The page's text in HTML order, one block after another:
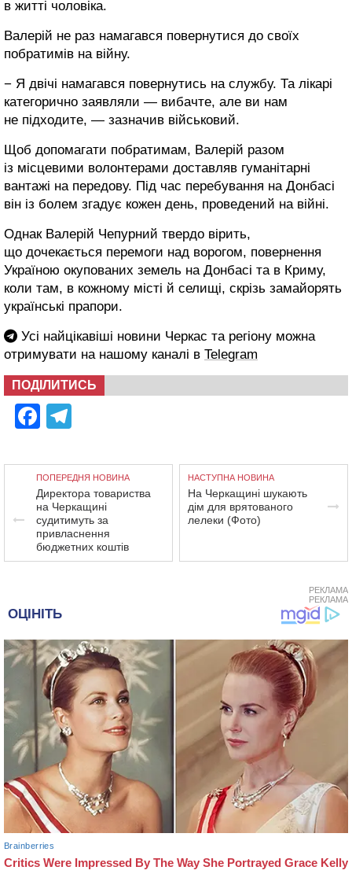
в житті чоловіка.
Валерій не раз намагався повернутися до своїх
побратимів на війну.
− Я двічі намагався повернутись на службу. Та лікарі
категорично заявляли — вибачте, але ви нам
не підходите, — зазначив військовий.
Щоб допомагати побратимам, Валерій разом
із місцевими волонтерами доставляв гуманітарні
вантажі на передову. Під час перебування на Донбасі
він із болем згадує кожен день, проведений на війні.
Однак Валерій Чепурний твердо вірить,
що дочекається перемоги над ворогом, повернення
Україною окупованих земель на Донбасі та в Криму,
коли там, в кожному місті й селищі, скрізь замайорять
українські прапори.
Усі найцікавіші новини Черкас та регіону можна
отримувати на нашому каналі в Telegram
ПОДІЛИТИСЬ
Facebook
ПОПЕРЕДНЯ НОВИНА
Директора товариства
на Черкащині
судитимуть за
привласнення
бюджетних коштів
НАСТУПНА НОВИНА
На Черкащині шукають
дім для врятованого
лелеки (Фото)
РЕКЛАМА
РЕКЛАМА